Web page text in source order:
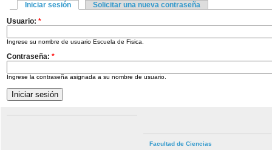
Iniciar sesión
Solicitar una nueva contraseña
Usuario: *
Ingrese su nombre de usuario Escuela de Fisica.
Contraseña: *
Ingrese la contraseña asignada a su nombre de usuario.
Facultad de Ciencias